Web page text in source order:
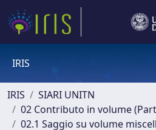
IRIS
IRIS
SIARI UNITN
02 Contributo in volume
02.1 Saggio su volume